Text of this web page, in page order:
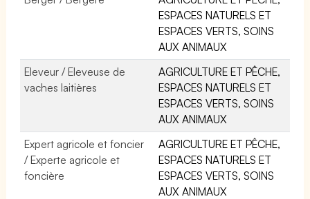
ESPACES NATURELS ET
ESPACES VERTS, SOINS
AUX ANIMAUX
Eleveur / Eleveuse de
vaches laitières
AGRICULTURE ET PÊCHE,
ESPACES NATURELS ET
ESPACES VERTS, SOINS
AUX ANIMAUX
Expert agricole et foncier
/ Experte agricole et
foncière
AGRICULTURE ET PÊCHE,
ESPACES NATURELS ET
ESPACES VERTS, SOINS
AUX ANIMAUX